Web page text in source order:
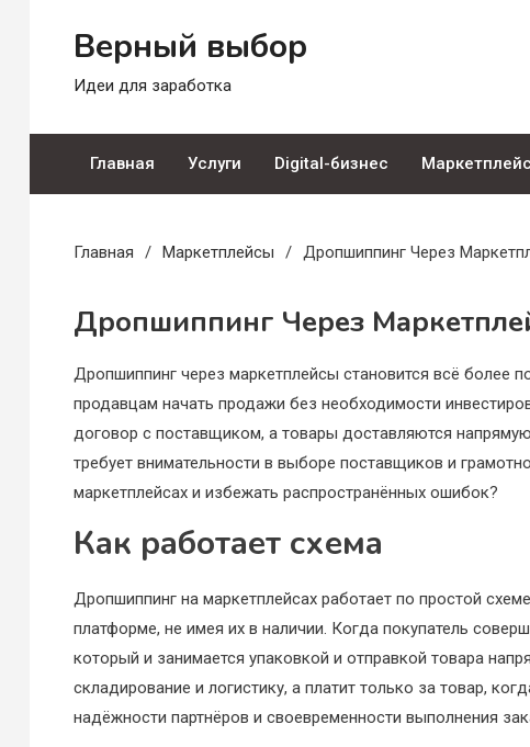
Верный выбор
Идеи для заработка
Главная Услуги Digital-бизнес
Главная Маркетплейсы Дропшиппинг Через
Дропшиппинг Через
Дропшиппинг через маркетплейсы становится всё более
продавцам начать продажи без необходимости
договор с поставщиком, а товары доставляются
требует внимательности в выборе поставщиков и
маркетплейсах и избежать распространённых ошибок?
Как работает схема
Дропшиппинг на маркетплейсах работает по простой
платформе, не имея их в наличии. Когда покупатель
который и занимается упаковкой и отправкой товара
складирование и логистику, а платит только за товар,
надёжности партнёров и своевременности выполнения